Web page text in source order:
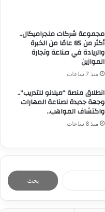
مجموعة شركات ملجراميكال..
أكثر من 85 عامًا من الخبرة
والريادة في صناعة وتجارة
الموازين
منذ 7 ساعات
انطلاق منصة “ميلانو للتدريب”..
وجهة جديدة لصناعة المهارات
واكتشاف المواهب..
منذ 8 ساعات